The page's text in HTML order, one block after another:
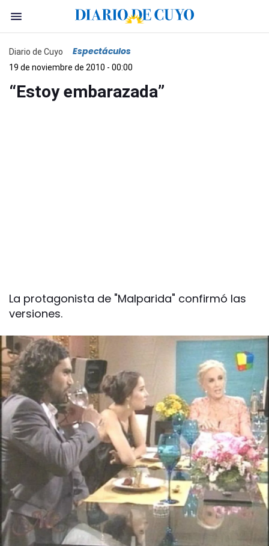
Diario de Cuyo Espectáculos
19 de noviembre de 2010 - 00:00
“Estoy embarazada”
La protagonista de "Malparida" confirmó las
versiones.